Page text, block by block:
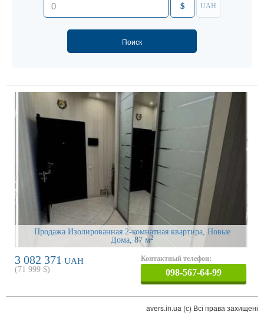
$ UAH
Продажа Изолированная 2-комнатная квартира, Новые
Дома, 87 м2
3 082 371 UAH
(71 999 $)
Контактный телефон:
098-567-64-99
avers.in.ua (с) Всі права захищені